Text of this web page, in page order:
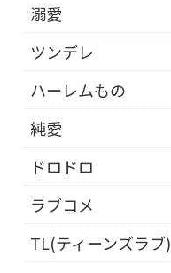
溺愛
ツンデレ
ハーレムもの
純愛
ドロドロ
ラブコメ
TL(ティーンズラブ)